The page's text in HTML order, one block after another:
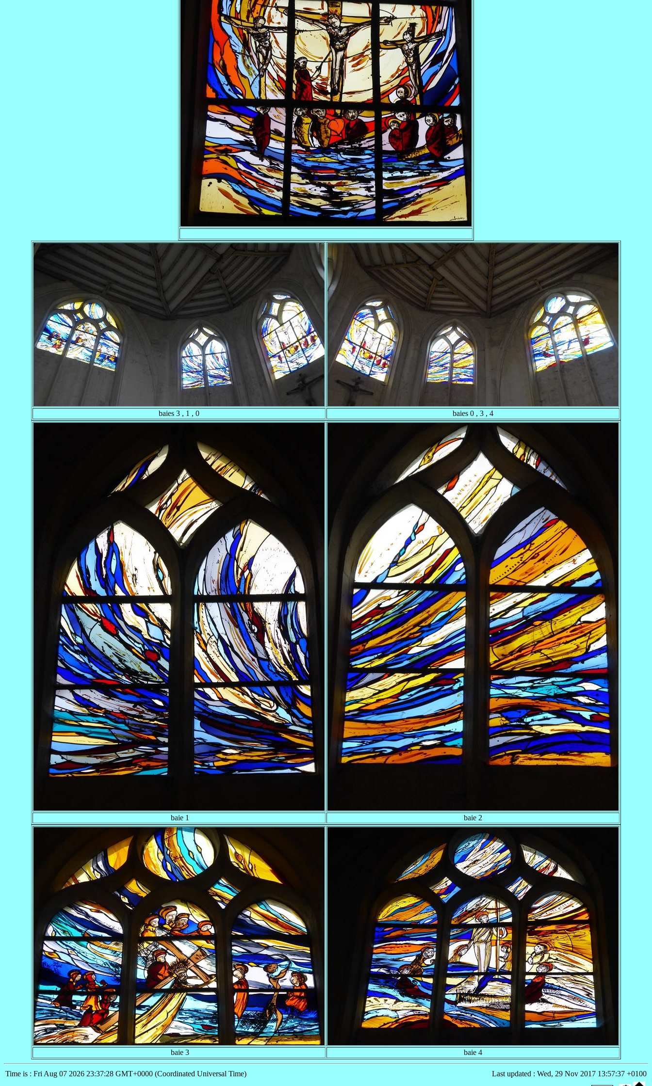
baies 3 , 1 , 0 baies 0 , 3 , 4
baie 1 baie 2
baie 3 baie 4
Time is : Fri Aug 07 2026 23:37:28 GMT+0000 (Coordinated Universal Time) Last updated : Wed, 29 Nov 2017 13:57:37 +0100